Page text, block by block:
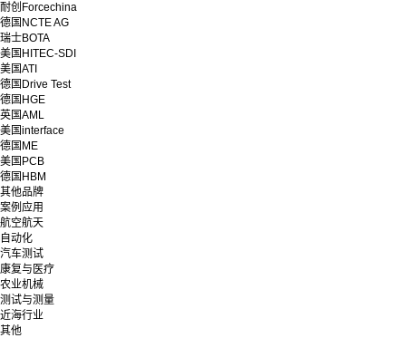
耐创Forcechina
德国NCTE AG
瑞士BOTA
美国HITEC-SDI
美国ATI
德国Drive Test
德国HGE
英国AML
美国interface
德国ME
美国PCB
德国HBM
其他品牌
案例应用
航空航天
自动化
汽车测试
康复与医疗
农业机械
测试与测量
近海行业
其他